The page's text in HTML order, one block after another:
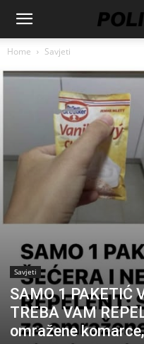
Home Savjeti
Savjeti
SAMO 1 PAKETIĆ
TREBA VAM
omražene